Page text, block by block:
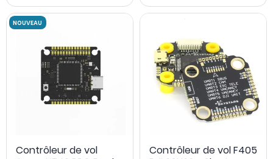
Contrôleur de vol
Contrôleur de vol F405